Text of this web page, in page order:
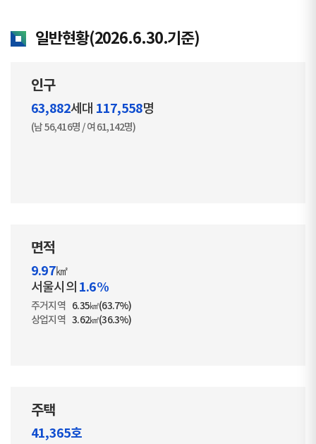
일반현황(2026.6.30.기준)
인구
63,882세대 117,558명
(남 56,416명 / 여 61,142명)
면적
9.97㎢
서울시의 1.6%
주거지역
6.35㎢(63.7%)
상업지역
3.62㎢(36.3%)
주택
41,365호